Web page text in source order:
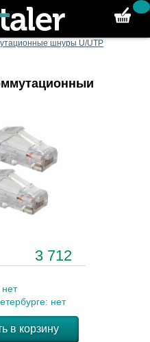
шнуры U/UTP
3 712
нет
в корзину